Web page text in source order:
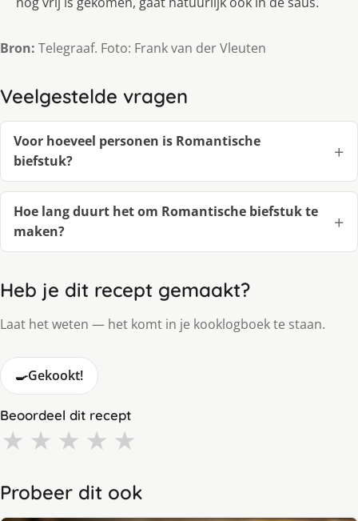
Bron: Telegraaf. Foto: Frank van der Vleuten
Veelgestelde vragen
Voor hoeveel personen is Romantische
biefstuk?
Hoe lang duurt het om Romantische biefstuk te
maken?
Heb je dit recept gemaakt?
Laat het weten — het komt in je kooklogboek te staan.
🍳Gekookt!
Beoordeel dit recept
★ ★ ★ ★ ★
Probeer dit ook